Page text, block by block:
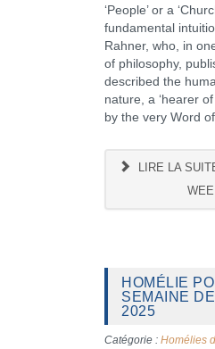
‘People’ or a
fundamental
Rahner, who, in
of philosophy,
described the
nature, a ‘hearer
by the very Word
LIRE LA
HOMÉLIE
SEMAINE
2025
Catégorie : Homélies